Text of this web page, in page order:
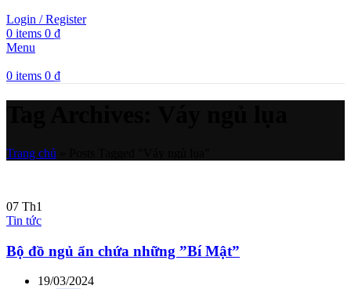
Login / Register
0 items 0 ₫
Menu
0 items 0 ₫
Trang chủ
07 Th1
Tin tức
Bộ đồ ngủ ẩn chứa những ”Bí Mật”
19/03/2024